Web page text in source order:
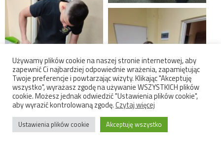
Używamy plików cookie na naszej stronie internetowej, aby
zapewnić Ci najbardziej odpowiednie wrażenia, zapamiętując
Twoje preferencje i powtarzając wizyty. Klikając "Akceptuję
wszystko", wyrażasz zgodę na używanie WSZYSTKICH plików
cookie. Możesz jednak odwiedzić "Ustawienia plików cookie",
aby wyrazić kontrolowaną zgodę.Czytaj więcej
Ustawienia plików cookie Akceptuję wszystko